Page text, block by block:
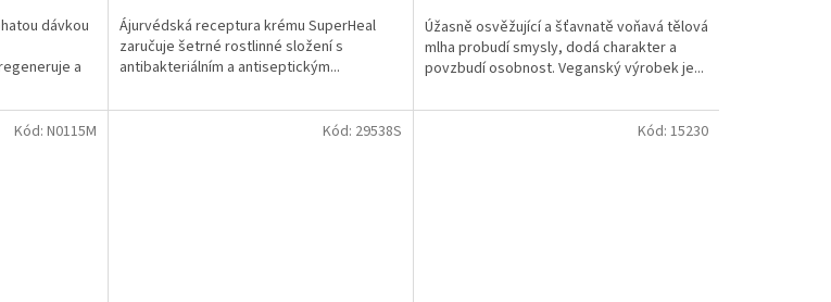
dávkou
a
z
5
hvězdiček.
Ájurvédská receptura krému SuperHeal
zaručuje šetrné rostlinné složení s
antibakteriálním a antiseptickým...
z
5
hvězdiček.
Úžasně osvěžující a šťavnatě voňavá tělová
mlha probudí smysly, dodá charakter a
povzbudí osobnost. Veganský výrobek je...
Kód: N0115M Kód: 29538S Kód: 15230